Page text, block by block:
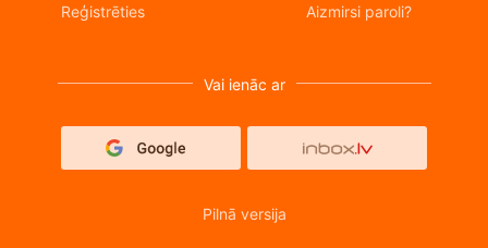
Reģistrēties Aizmirsi paroli?
Vai ienāc ar
Pilnā versija